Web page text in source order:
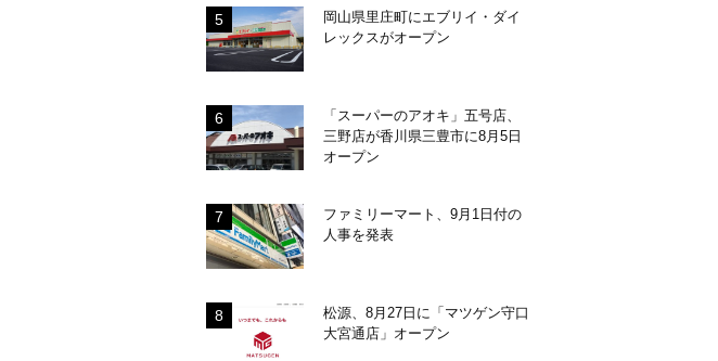
岡山県里庄町にエブリイ・ダイ
レックスがオープン
「スーパーのアオキ」五号店、
三野店が香川県三豊市に8月5日
オープン
ファミリーマート、9月1日付の
人事を発表
松源、8月27日に「マツゲン守口
大宮通店」オープン